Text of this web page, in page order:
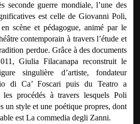
seconde guerre mondiale, l’une des
est celle de Giovanni Poli,
scène et pédagogue, animé par le
contemporain à travers l’étude et
perdue. Grâce à des documents
Giulia Filacanapa reconstruit le
singulière d’artiste, fondateur
di Ca’ Foscari puis du Teatro a
les procédés à travers lesquels Poli
un style et une poétique propres, dont
est La commedia degli Zanni.